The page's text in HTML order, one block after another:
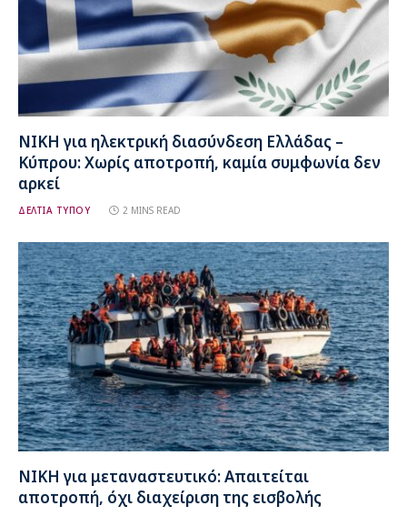
ΝΙΚΗ για ηλεκτρική διασύνδεση Ελλάδας –
Κύπρου: Χωρίς αποτροπή, καμία συμφωνία δεν
αρκεί
ΔΕΛΤΙΑ ΤΥΠΟΥ 2 MINS READ
ΝΙΚΗ για μεταναστευτικό: Απαιτείται
αποτροπή, όχι διαχείριση της εισβολής